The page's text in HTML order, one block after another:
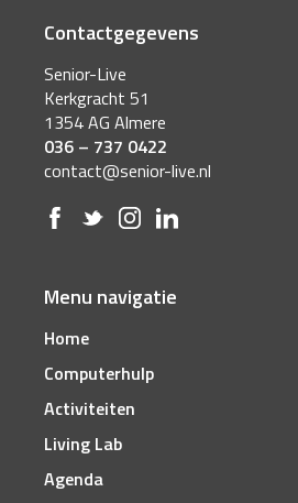
Contactgegevens
Senior-Live
Kerkgracht 51
1354 AG Almere
036 – 737 0422
contact@senior-live.nl
Menu navigatie
Home
Computerhulp
Activiteiten
Living Lab
Agenda